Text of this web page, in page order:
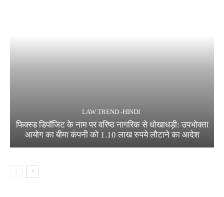
LAW TREND -HINDI
फिक्स्ड डिपॉजिट के नाम पर वरिष्ठ नागरिक से धोखाधड़ी: उपभोक्ता
आयोग का बीमा कंपनी को 1.10 लाख रुपये लौटाने का आदेश